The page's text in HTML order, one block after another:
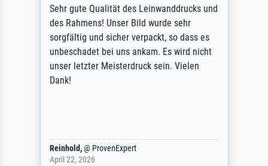
Sehr gute Qualität des Leinwanddrucks und
des Rahmens! Unser Bild wurde sehr
sorgfältig und sicher verpackt, so dass es
unbeschadet bei uns ankam. Es wird nicht
unser letzter Meisterdruck sein. Vielen
Dank!
Reinhold,@ ProvenExpert
April 22, 2026